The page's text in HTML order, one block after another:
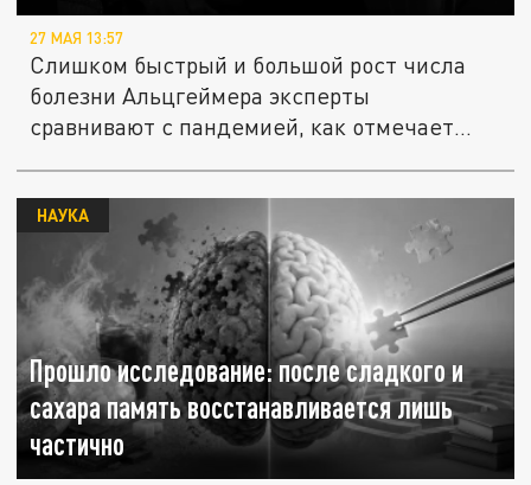
27 МАЯ 13:57
Слишком быстрый и большой рост числа
болезни Альцгеймера эксперты
сравнивают с пандемией, как отмечает
Прошло исследование: после сладкого и
сахара память восстанавливается лишь
частично
НАУКА